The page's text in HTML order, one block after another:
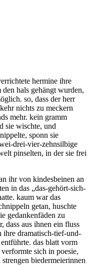
hermine ihre
hals gehängt wurden,
so, dass der herr
nichts zu meckern
mehr. kein gramm
sie wischte, und
sponn sie
drei-vier-zehnsilbige
pinselten, in der sie frei
ihr von kindesbeinen an
in das „das-gehört-sich-
kaum war das
getan, huschte
gedankenfäden zu
dass aus ihnen ein fluss
ihre dramatisch-tief-und-
das blatt vorm
sich in poesie,
biedermeierinnen